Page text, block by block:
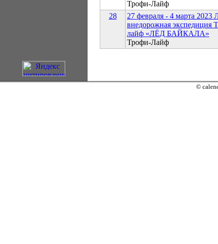
Трофи-Лайф
28
27 февраля - 4 марта 2023
внедорожная экспедиция
лайф «ЛЁД БАЙКАЛА»
Трофи-Лайф
©